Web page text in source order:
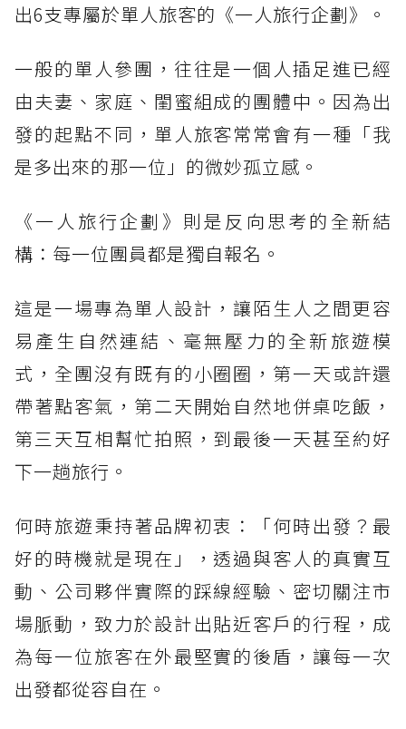
出6支專屬於單人旅客的《一人旅行企劃》。
一般的單人參團，往往是一個人插足進已經
由夫妻、家庭、閨蜜組成的團體中。因為出
發的起點不同，單人旅客常常會有一種「我
是多出來的那一位」的微妙孤立感。
《一人旅行企劃》則是反向思考的全新結
構：每一位團員都是獨自報名。
這是一場專為單人設計，讓陌生人之間更容
易產生自然連結、毫無壓力的全新旅遊模
式，全團沒有既有的小圈圈，第一天或許還
帶著點客氣，第二天開始自然地併桌吃飯，
第三天互相幫忙拍照，到最後一天甚至約好
下一趟旅行。
何時旅遊秉持著品牌初衷：「何時出發？最
好的時機就是現在」，透過與客人的真實互
動、公司夥伴實際的踩線經驗、密切關注市
場脈動，致力於設計出貼近客戶的行程，成
為每一位旅客在外最堅實的後盾，讓每一次
出發都從容自在。